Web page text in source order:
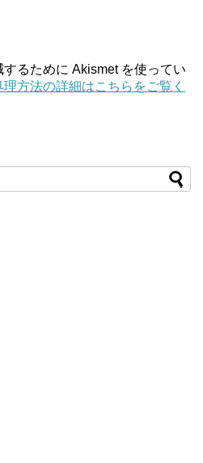
るために Akismet を使ってい
方法の詳細はこちらをご覧く